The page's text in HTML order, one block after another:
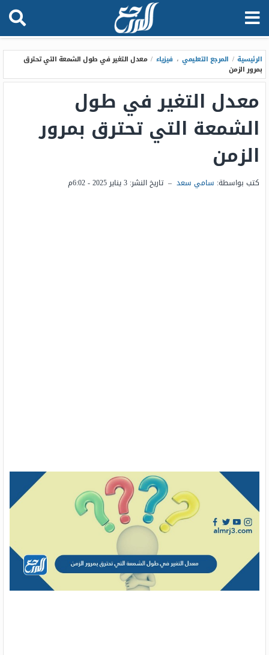
الرئيسية / المرجع التعليمي ، فيزياء / معدل التغير في طول الشمعة التي تحترق
بمرور الزمن
معدل التغير في طول
الشمعة التي تحترق بمرور
الزمن
كتب بواسطة: سامي سعد – تاريخ النشر: 3 يناير 2025 - 6:02م